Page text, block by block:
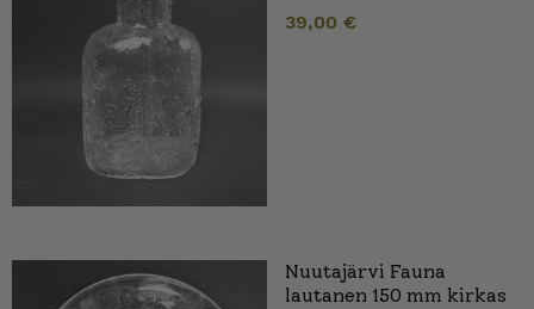
39,00 €
Nuutajärvi Fauna
lautanen 150 mm kirkas